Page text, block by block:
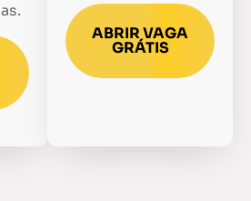
ABRIR VAGA
GRÁTIS